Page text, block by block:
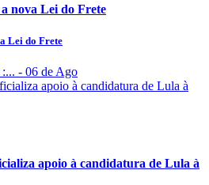
nova Lei do Frete
Lei do Frete
- 06 de Ago
apoio à candidatura de Lula à